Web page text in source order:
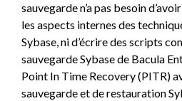
sauvegarde n’a pas besoin
les aspects internes des
Sybase, ni d’écrire des scripts
sauvegarde Sybase de Bacula
Point In Time Recovery (PITR)
sauvegarde et de restauration